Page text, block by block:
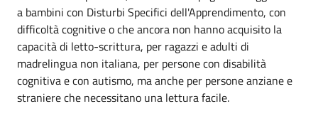
a bambini con Disturbi Specifici dell'Apprendimento, con
difficoltà cognitive o che ancora non hanno acquisito la
capacità di letto-scrittura, per ragazzi e adulti di
madrelingua non italiana, per persone con disabilità
cognitiva e con autismo, ma anche per persone anziane e
straniere che necessitano una lettura facile.